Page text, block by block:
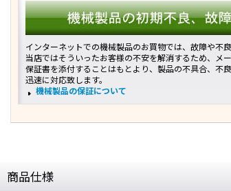
インターネットでの機械製品のお買物では、故障や不
当店ではそういったお客様の不安を解消するため、メ
保証書を添付することはもとより、製品の不具合、不
迅速に対応致します。
機械製品の保証について
商品仕様